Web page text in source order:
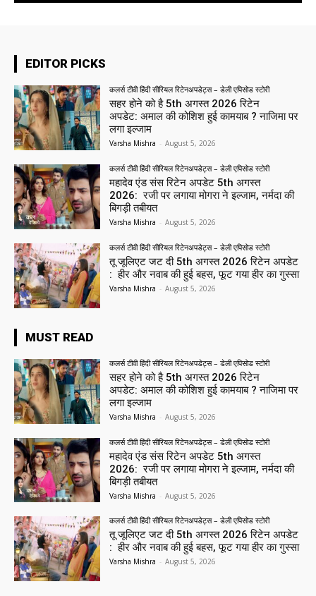
EDITOR PICKS
कलर्स टीवी हिंदी सीरियल रिटेनअपडेट्स – डेली एपिसोड स्टोरी
सहर होने को है 5th अगस्त 2026 रिटेन
अपडेट: अमाल की कोशिश हुई कामयाब ? नाजिमा पर
लगा इल्जाम
Varsha Mishra - August 5, 2026
कलर्स टीवी हिंदी सीरियल रिटेनअपडेट्स – डेली एपिसोड स्टोरी
महादेव एंड संस रिटेन अपडेट 5th अगस्त
2026: रजी पर लगाया मोगरा ने इल्जाम, नर्मदा की
बिगड़ी तबीयत
Varsha Mishra - August 5, 2026
कलर्स टीवी हिंदी सीरियल रिटेनअपडेट्स – डेली एपिसोड स्टोरी
तू जूलिएट जट दी 5th अगस्त 2026 रिटेन अपडेट
: हीर और नवाब की हुई बहस, फूट गया हीर का गुस्सा
Varsha Mishra - August 5, 2026
MUST READ
कलर्स टीवी हिंदी सीरियल रिटेनअपडेट्स – डेली एपिसोड स्टोरी
सहर होने को है 5th अगस्त 2026 रिटेन
अपडेट: अमाल की कोशिश हुई कामयाब ? नाजिमा पर
लगा इल्जाम
Varsha Mishra - August 5, 2026
कलर्स टीवी हिंदी सीरियल रिटेनअपडेट्स – डेली एपिसोड स्टोरी
महादेव एंड संस रिटेन अपडेट 5th अगस्त
2026: रजी पर लगाया मोगरा ने इल्जाम, नर्मदा की
बिगड़ी तबीयत
Varsha Mishra - August 5, 2026
कलर्स टीवी हिंदी सीरियल रिटेनअपडेट्स – डेली एपिसोड स्टोरी
तू जूलिएट जट दी 5th अगस्त 2026 रिटेन अपडेट
: हीर और नवाब की हुई बहस, फूट गया हीर का गुस्सा
Varsha Mishra - August 5, 2026